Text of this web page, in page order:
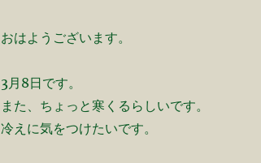
おはようございます。
3月8日です。
また、ちょっと寒くるらしいです。
冷えに気をつけたいです。